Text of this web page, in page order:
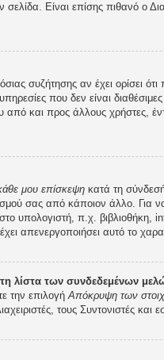
σελίδα. Είναι επίσης πιθανό ο
συζήτησης αν έχει ορίσει
που δεν είναι
και προς άλλους χρήστες,
μου επίσκεψη κατά τη
σας από κάποιον άλλο. Για
υπολογιστή, π.χ.
απενεργοποιήσει αυτό το
λίστα των συνδεδεμένων
την επιλογή Απόκρυψη των
τους Συντονιστές